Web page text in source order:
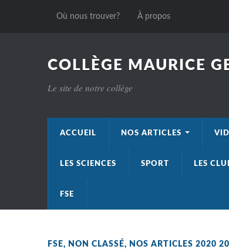
Où nous trouver? À propos
COLLÈGE MAURICE
Le site de notre collège
ACCUEIL NOS ARTICLES
LES SCIENCES SPORT LES
FSE
FSE, NON CLASSÉ, NOS ARTICLES 2020